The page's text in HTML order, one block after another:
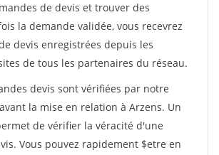
de devis et trouver des
la demande validée, vous recevrez
devis enregistrées depuis les
de tous les partenaires du réseau.
devis sont vérifiées par notre
la mise en relation à Arzens. Un
de vérifier la véracité d'une
Vous pouvez rapidement $etre en